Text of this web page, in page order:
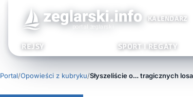
KALENDARZ
REJSY SPORT I REGATY
Portal/Opowieści z kubryku/